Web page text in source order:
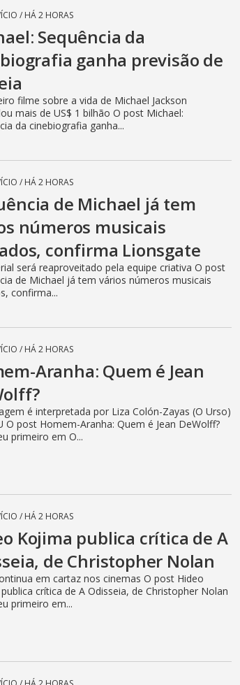
/ HÁ 2 HORAS
Sequência da
ganha previsão de
filme sobre a vida de Michael Jackson
mais de US$ 1 bilhão O post Michael:
da cinebiografia ganha...
/ HÁ 2 HORAS
de Michael já tem
números musicais
confirma Lionsgate
será reaproveitado pela equipe criativa O post
de Michael já tem vários números musicais
confirma...
/ HÁ 2 HORAS
Aranha: Quem é Jean
é interpretada por Liza Colón-Zayas (O Urso)
O post Homem-Aranha: Quem é Jean DeWolff?
primeiro em O...
/ HÁ 2 HORAS
Kojima publica crítica de A
de Christopher Nolan
em cartaz nos cinemas O post Hideo
crítica de A Odisseia, de Christopher Nolan
primeiro em...